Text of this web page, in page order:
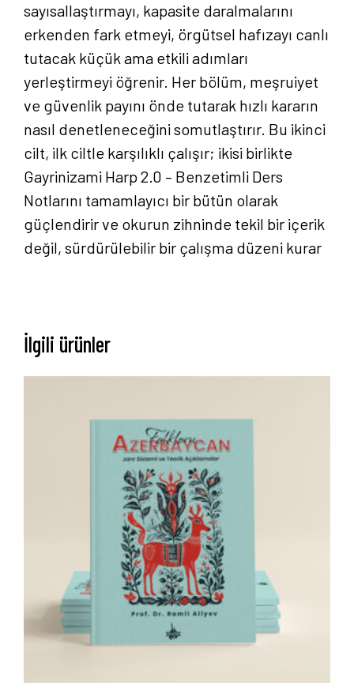
Hakkımızda
sayısallaştırmayı, kapasite daralmalarını
erkenden fark etmeyi, örgütsel hafızayı canlı
tutacak küçük ama etkili adımları
yerleştirmeyi öğrenir. Her bölüm, meşruiyet
ve güvenlik payını önde tutarak hızlı kararın
nasıl denetleneceğini somutlaştırır. Bu ikinci
cilt, ilk ciltle karşılıklı çalışır; ikisi birlikte
Gayrinizami Harp 2.0 – Benzetimli Ders
Notlarını tamamlayıcı bir bütün olarak
güçlendirir ve okurun zihninde tekil bir içerik
değil, sürdürülebilir bir çalışma düzeni kurar
İlgili ürünler